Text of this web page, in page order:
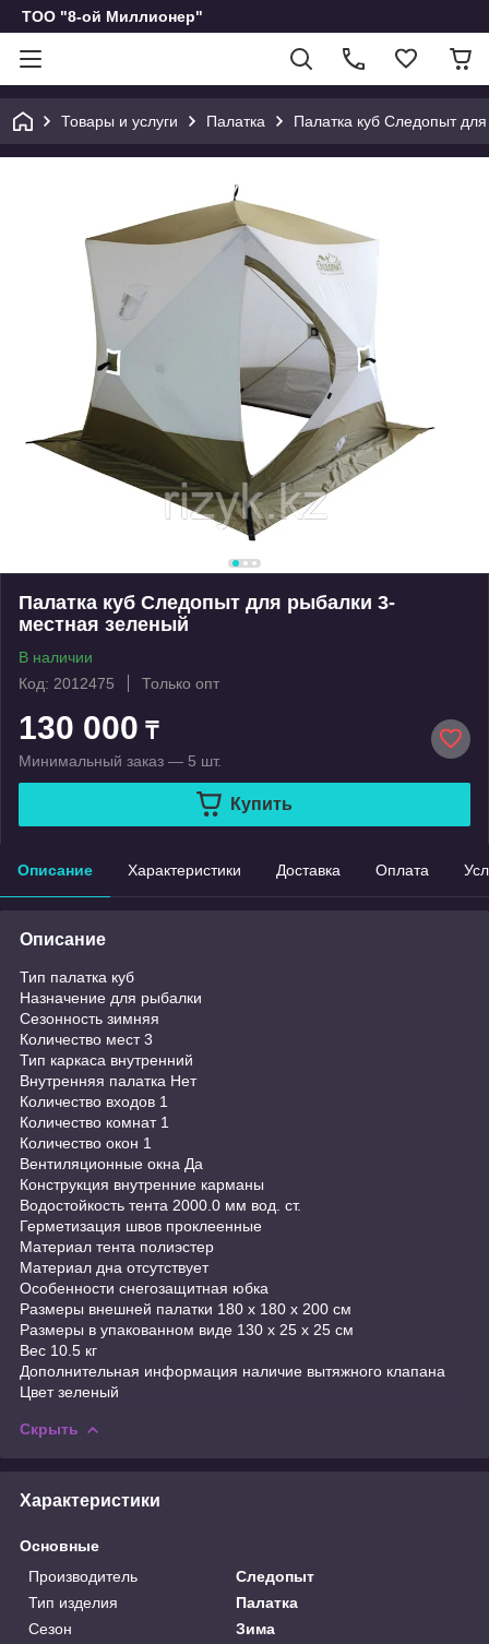
ТОО "8-ой Миллионер"
Товары и услуги Палатка Палатка куб Следопыт
Палатка куб Следопыт для рыбалки 3-
местная зеленый
В наличии
Код: 2012475
Только опт
130 000 ₸
Минимальный заказ — 5 шт.
Купить
Описание Характеристики Доставка Оплата
Описание
Тип палатка куб
Назначение для рыбалки
Сезонность зимняя
Количество мест 3
Тип каркаса внутренний
Внутренняя палатка Нет
Количество входов 1
Количество комнат 1
Количество окон 1
Вентиляционные окна Да
Конструкция внутренние карманы
Водостойкость тента 2000.0 мм вод. ст.
Герметизация швов проклеенные
Материал тента полиэстер
Материал дна отсутствует
Особенности снегозащитная юбка
Размеры внешней палатки 180 x 180 x 200 см
Размеры в упакованном виде 130 x 25 x 25 см
Вес 10.5 кг
Дополнительная информация наличие вытяжного клапана
Цвет зеленый
Скрыть
Характеристики
Основные
Производитель
Следопыт
Тип изделия
Палатка
Сезон
Зима